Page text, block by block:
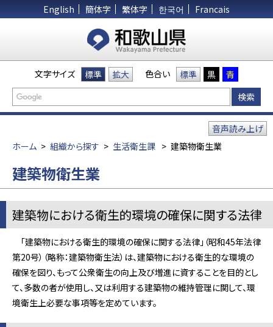
English 簡体字 繁体字 한국어 Francais
文字サイズ 標準 拡大 色合い 標準 黒 青
ホーム > 組織から探す > 生活衛生課 > 建築物衛生業
音声読み上げ
建築物衛生業
建築物における衛生的環境の確保に関する法律
「建築物における衛生的環境の確保に関する法律」（昭和45年法律
第20号）（略称：建築物衛生法）は、建築物における衛生的な環境の
確保を図り、もって公衆衛生の向上及び増進に資することを目的とし
て、多数の者が使用し、又は利用する建築物の維持管理に関して、環
境衛生上必要な事項等を定めています。